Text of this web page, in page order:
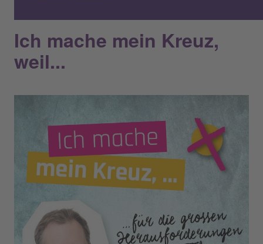
Ich mache mein Kreuz,
weil...